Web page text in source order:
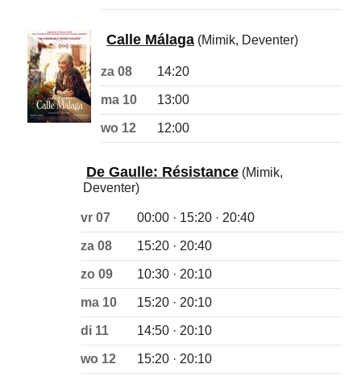
Calle Málaga (Mimik, Deventer)
za 08 14:20
ma 10 13:00
wo 12 12:00
De Gaulle: Résistance (Mimik,
Deventer)
vr 07 00:00 · 15:20 · 20:40
za 08 15:20 · 20:40
zo 09 10:30 · 20:10
ma 10 15:20 · 20:10
di 11 14:50 · 20:10
wo 12 15:20 · 20:10